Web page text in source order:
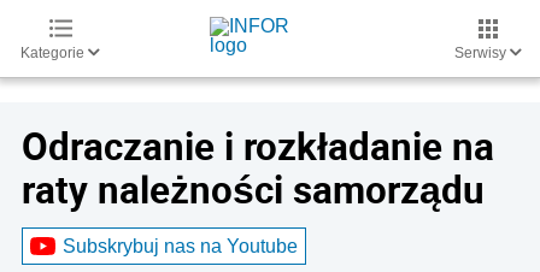
Kategorie Serwisy
Odraczanie i rozkładanie na
raty należności samorządu
Subskrybuj nas na Youtube